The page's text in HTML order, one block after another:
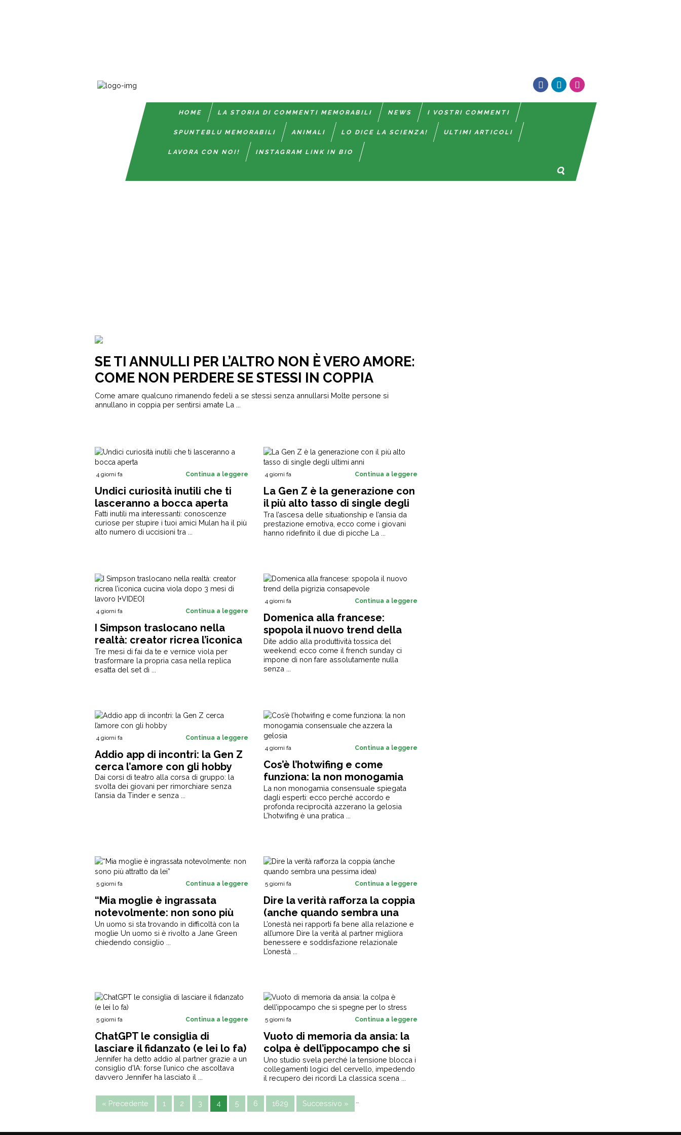
HOME LA STORIA DI COMMENTI MEMORABILI NEWS I VOSTRI COMMENTI
SPUNTEBLU MEMORABILI ANIMALI LO DICE LA SCIENZA! ULTIMI ARTICOLI
LAVORA CON NOI! INSTAGRAM LINK IN BIO
SE TI ANNULLI PER L’ALTRO NON È VERO AMORE:
COME NON PERDERE SE STESSI IN COPPIA
Come amare qualcuno rimanendo fedeli a se stessi senza annullarsi Molte persone si
annullano in coppia per sentirsi amate La ...
4 giorni fa Continua a leggere
Undici curiosità inutili che ti
lasceranno a bocca aperta
Fatti inutili ma interessanti: conoscenze
curiose per stupire i tuoi amici Mulan ha il più
alto numero di uccisioni tra ...
4 giorni fa Continua a leggere
La Gen Z è la generazione con
il più alto tasso di single degli
ultimi anni
Tra l’ascesa delle situationship e l’ansia da
prestazione emotiva, ecco come i giovani
hanno ridefinito il due di picche La ...
4 giorni fa Continua a leggere
I Simpson traslocano nella
realtà: creator ricrea l’iconica
cucina viola dopo 3 mesi di
lavoro [+VIDEO]
Tre mesi di fai da te e vernice viola per
trasformare la propria casa nella replica
esatta del set di ...
4 giorni fa Continua a leggere
Domenica alla francese:
spopola il nuovo trend della
pigrizia consapevole
Dite addio alla produttività tossica del
weekend: ecco come il french sunday ci
impone di non fare assolutamente nulla
senza ...
4 giorni fa Continua a leggere
Addio app di incontri: la Gen Z
cerca l’amore con gli hobby
Dai corsi di teatro alla corsa di gruppo: la
svolta dei giovani per rimorchiare senza
l’ansia da Tinder e senza ...
4 giorni fa Continua a leggere
Cos’è l’hotwifing e come
funziona: la non monogamia
consensuale che azzera la
gelosia
La non monogamia consensuale spiegata
dagli esperti: ecco perché accordo e
profonda reciprocità azzerano la gelosia
L’hotwifing è una pratica ...
5 giorni fa Continua a leggere
“Mia moglie è ingrassata
notevolmente: non sono più
attratto da lei”
Un uomo si sta trovando in difficoltà con la
moglie Un uomo si è rivolto a Jane Green
chiedendo consiglio ...
5 giorni fa Continua a leggere
Dire la verità rafforza la coppia
(anche quando sembra una
pessima idea)
L’onestà nei rapporti fa bene alla relazione e
all’umore Dire la verità al partner migliora
benessere e soddisfazione relazionale
L’onestà ...
5 giorni fa Continua a leggere
ChatGPT le consiglia di
lasciare il fidanzato (e lei lo fa)
Jennifer ha detto addio al partner grazie a un
consiglio d’IA: forse l’unico che ascoltava
davvero Jennifer ha lasciato il ...
5 giorni fa Continua a leggere
Vuoto di memoria da ansia: la
colpa è dell’ippocampo che si
spegne per lo stress
Uno studio svela perché la tensione blocca i
collegamenti logici del cervello, impedendo
il recupero dei ricordi La classica scena ...
« Precedente 1 2 3 4 5 6 1629 Successivo »